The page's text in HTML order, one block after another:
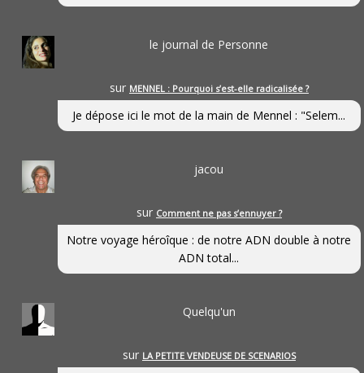
le journal de Personne
sur MENNEL : Pourquoi s’est-elle radicalisée ?
Je dépose ici le mot de la main de Mennel : "Selem...
jacou
sur Comment ne pas s’ennuyer ?
Notre voyage héroîque : de notre ADN double à notre
ADN total...
Quelqu'un
sur LA PETITE VENDEUSE DE SCENARIOS